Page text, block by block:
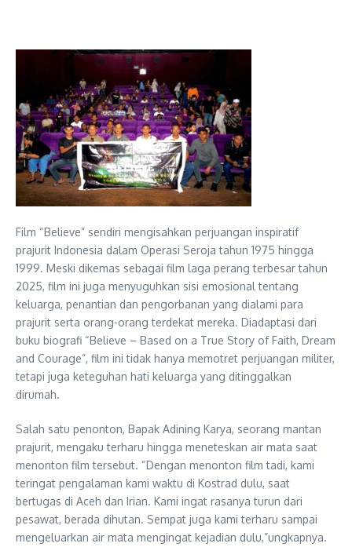
Film “Believe” sendiri mengisahkan perjuangan inspiratif
prajurit Indonesia dalam Operasi Seroja tahun 1975 hingga
1999. Meski dikemas sebagai film laga perang terbesar tahun
2025, film ini juga menyuguhkan sisi emosional tentang
keluarga, penantian dan pengorbanan yang dialami para
prajurit serta orang-orang terdekat mereka. Diadaptasi dari
buku biografi “Believe – Based on a True Story of Faith, Dream
and Courage”, film ini tidak hanya memotret perjuangan militer,
tetapi juga keteguhan hati keluarga yang ditinggalkan
dirumah.
Salah satu penonton, Bapak Adining Karya, seorang mantan
prajurit, mengaku terharu hingga meneteskan air mata saat
menonton film tersebut. “Dengan menonton film tadi, kami
teringat pengalaman kami waktu di Kostrad dulu, saat
bertugas di Aceh dan Irian. Kami ingat rasanya turun dari
pesawat, berada dihutan. Sempat juga kami terharu sampai
mengeluarkan air mata mengingat kejadian dulu,”ungkapnya.